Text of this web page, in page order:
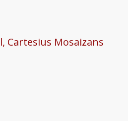
Cartesius Mosaizans